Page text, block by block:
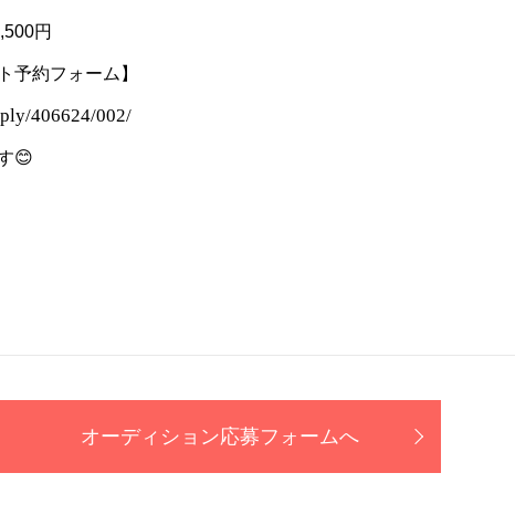
円
予約フォーム】
406624/002/
😊
オーディション応募フォームへ